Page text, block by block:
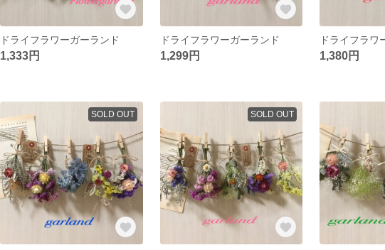
ドライフラワーガーランド
1,333円
ドライフラワーガーランド
1,299円
ドライフラワ
1,380円
SOLD OUT SOLD OUT